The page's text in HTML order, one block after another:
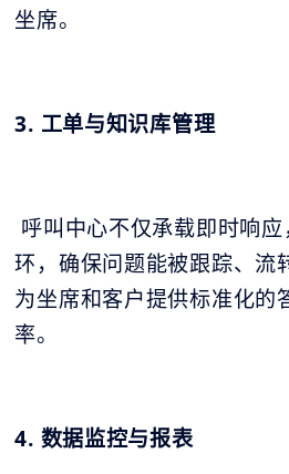
坐席。
3. 工单与知识库管理
呼叫中心不仅承载即时响
环，确保问题能被跟踪、流
为坐席和客户提供标准化的
率。
4. 数据监控与报表